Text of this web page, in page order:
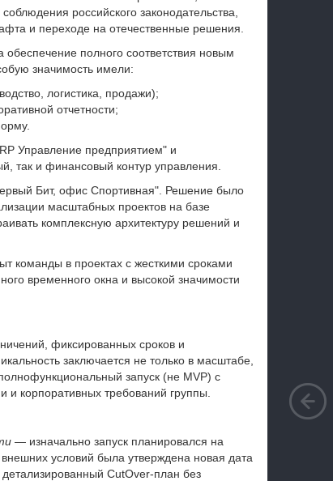
российского законодательства,
и переходе на отечественные решения.
полного соответствия новым
значимость имели:
логистика, продажи);
отчетности;
Управление предприятием" и
так и финансовый контур управления.
Бит, офис Спортивная". Решение было
масштабных проектов на базе
комплексную архитектуру решений и
команды в проектах с жесткими сроками
временного окна и высокой значимости
фиксированных сроков и
заключается не только в масштабе,
запуск (не MVP) с
и корпоративных требований группы.
— изначально запуск планировался на
условий была утверждена новая дата
CutOver-план без